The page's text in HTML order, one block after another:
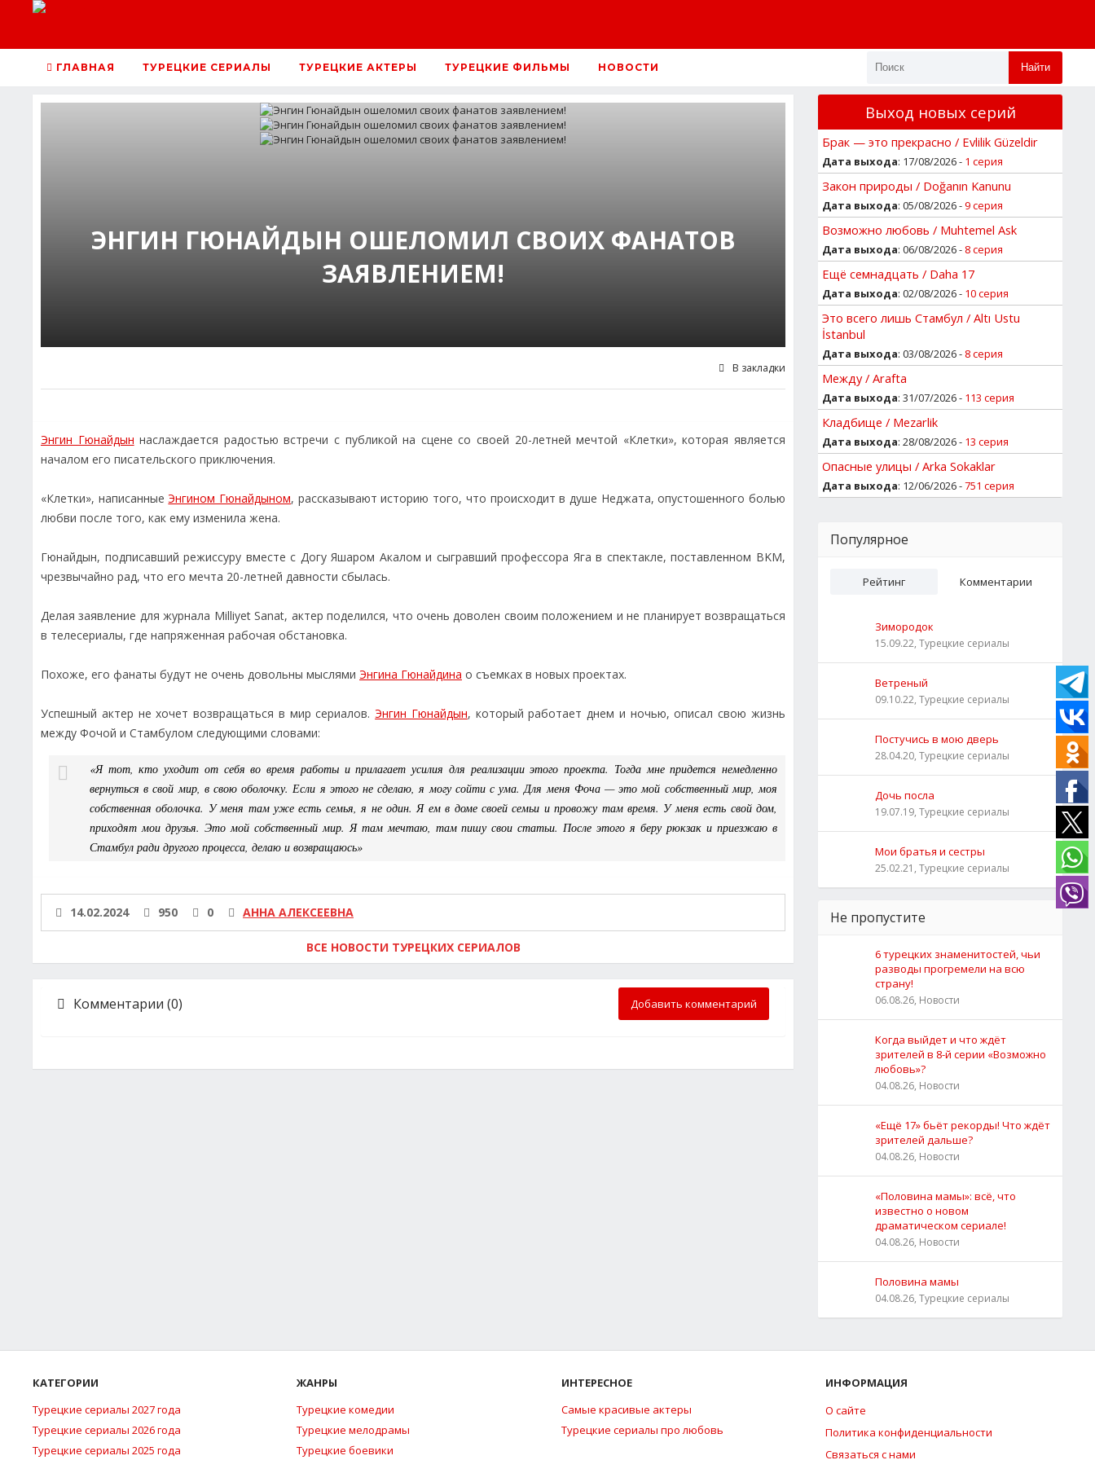
ГЛАВНАЯ ТУРЕЦКИЕ СЕРИАЛЫ ТУРЕЦКИЕ АКТЕРЫ ТУРЕЦКИЕ ФИЛЬМЫ НОВОСТИ Найти
ЭНГИН ГЮНАЙДЫН ОШЕЛОМИЛ СВОИХ ФАНАТОВ
ЗАЯВЛЕНИЕМ!
В закладки
Энгин Гюнайдын наслаждается радостью встречи с публикой на сцене со своей 20-летней мечтой «Клетки», которая является
началом его писательского приключения.
«Клетки», написанныеЭнгином Гюнайдыном, рассказывают историю того, что происходит в душе Неджата, опустошенного болью
любви после того, как ему изменила жена.
Гюнайдын, подписавший режиссуру вместе с Догу Яшаром Акалом и сыгравший профессора Яга в спектакле, поставленном BKM,
чрезвычайно рад, что его мечта 20-летней давности сбылась.
Делая заявление для журнала Milliyet Sanat, актер поделился, что очень доволен своим положением и не планирует возвращаться
в телесериалы, где напряженная рабочая обстановка.
Похоже, его фанаты будут не очень довольны мыслями Энгина Гюнайдина о съемках в новых проектах.
Успешный актер не хочет возвращаться в мир сериалов.Энгин Гюнайдын, который работает днем и ночью, описал свою жизнь
между Фочой и Стамбулом следующими словами:
«Я тот, кто уходит от себя во время работы и прилагает усилия для реализации этого проекта. Тогда мне придется немедленно
вернуться в свой мир, в свою оболочку. Если я этого не сделаю, я могу сойти с ума. Для меня Фоча — это мой собственный мир, моя
собственная оболочка. У меня там уже есть семья, я не один. Я ем в доме своей семьи и провожу там время. У меня есть свой дом,
приходят мои друзья. Это мой собственный мир. Я там мечтаю, там пишу свои статьи. После этого я беру рюкзак и приезжаю в
Стамбул ради другого процесса, делаю и возвращаюсь»
14.02.2024 950 0 АННА АЛЕКСЕЕВНА
ВСЕ НОВОСТИ ТУРЕЦКИХ СЕРИАЛОВ
Комментарии (0) Добавить комментарий
Выход новых серий
Брак — это прекрасно / Evlilik Güzeldir
Дата выхода: 17/08/2026 - 1 серия
Закон природы / Doğanın Kanunu
Дата выхода: 05/08/2026 -9 серия
Возможно любовь / Muhtemel Ask
Дата выхода: 06/08/2026 - 8 серия
Ещё семнадцать / Daha 17
Дата выхода: 02/08/2026 - 10 серия
Это всего лишь Стамбул / Altı Ustu
İstanbul
Дата выхода: 03/08/2026 - 8 серия
Между / Arafta
Дата выхода: 31/07/2026 - 113 серия
Кладбище / Mezarlik
Дата выхода: 28/08/2026 - 13 серия
Опасные улицы / Arka Sokaklar
Дата выхода: 12/06/2026 -751 серия
Популярное
Рейтинг Комментарии
Зимородок
15.09.22, Турецкие сериалы
Ветреный
09.10.22, Турецкие сериалы
Постучись в мою дверь
28.04.20, Турецкие сериалы
Дочь посла
19.07.19, Турецкие сериалы
Мои братья и сестры
25.02.21, Турецкие сериалы
Не пропустите
6 турецких знаменитостей, чьи
разводы прогремели на всю
страну!
06.08.26, Новости
Когда выйдет и что ждёт
зрителей в 8-й серии «Возможно
любовь»?
04.08.26, Новости
«Ещё 17» бьёт рекорды! Что ждёт
зрителей дальше?
04.08.26, Новости
«Половина мамы»: всё, что
известно о новом
драматическом сериале!
04.08.26, Новости
Половина мамы
04.08.26, Турецкие сериалы
КАТЕГОРИИ
Турецкие сериалы 2027 года
Турецкие сериалы 2026 года
Турецкие сериалы 2025 года
ЖАНРЫ
Турецкие комедии
Турецкие мелодрамы
Турецкие боевики
ИНТЕРЕСНОЕ
Самые красивые актеры
Турецкие сериалы про любовь
ИНФОРМАЦИЯ
О сайте
Политика конфиденциальности
Связаться с нами